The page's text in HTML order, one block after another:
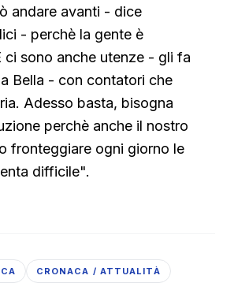
andare avanti - dice
- perchè la gente è
ci sono anche utenze - gli fa
Bella - con contatori che
Adesso basta, bisogna
perchè anche il nostro
fronteggiare ogni giorno le
difficile".
CRONACA / ATTUALITÀ